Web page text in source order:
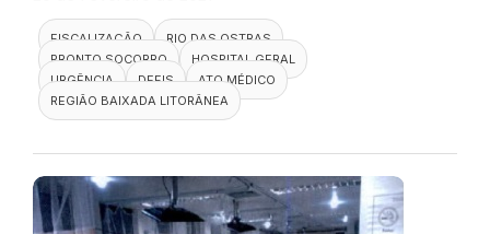
FISCALIZAÇÃO
RIO DAS OSTRAS
PRONTO SOCORRO
HOSPITAL GERAL
URGÊNCIA
DEFIS
ATO MÉDICO
REGIÃO BAIXADA LITORÂNEA